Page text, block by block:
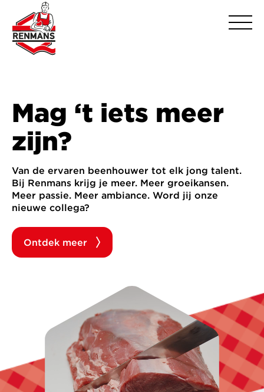
Mag ‘t iets meer
zijn?
Van de ervaren beenhouwer tot elk jong talent.
Bij Renmans krijg je meer. Meer groeikansen.
Meer passie. Meer ambiance. Word jij onze
nieuwe collega?
Ontdek meer